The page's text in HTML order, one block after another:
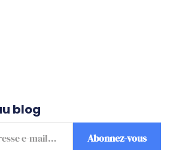
blog
Abonnez-vous